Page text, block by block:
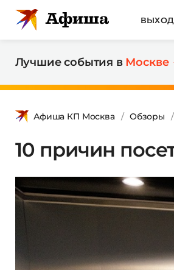
Лучшие события в Москве
Афиша КП Москва Обзоры
10 причин